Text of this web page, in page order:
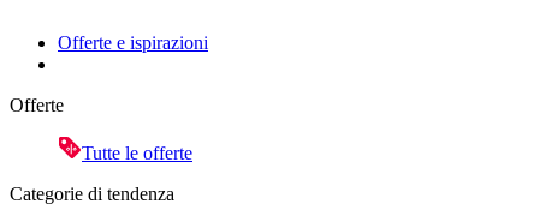
Offerte e ispirazioni
Offerte
Tutte le offerte
Categorie di tendenza